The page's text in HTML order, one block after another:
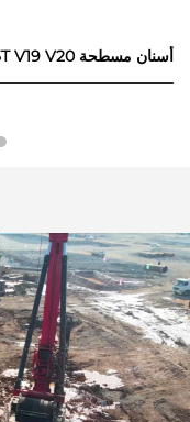
أسنان مسطحة BFZ70 BFZ72 BFZ80 18T 25T V19 V20